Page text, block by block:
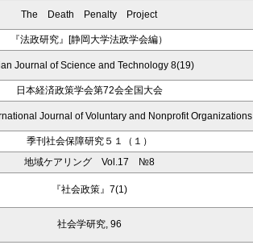
The Death Penalty Project
『法政研究』[静岡大学法政学会編）
Journal of Science and Technology 8(19)
日本経済政策学会第72会全国大会
Journal of Voluntary and Nonprofit Organizations
季刊社会保障研究５１（１）
地域ケアリング Vol.17 №8
『社会政策』7(1)
社会学研究, 96